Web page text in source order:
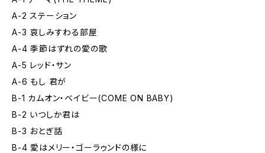
A-2 ステーション
A-3 哀しみすわる部屋
A-4 季節はずれの愛の歌
A-5 レッド・サン
A-6 もし 君が
B-1 カムオン・ベイビー(COME ON BABY)
B-2 いつしか君は
B-3 おとぎ話
B-4 愛はメリー・ゴーラゥンドの様に